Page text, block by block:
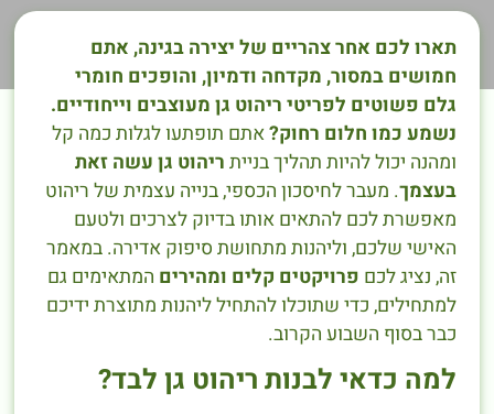
תארו לכם אחר צהריים של יצירה בגינה, אתם
חמושים במסור, מקדחה ודמיון, והופכים חומרי
גלם פשוטים לפריטי ריהוט גן מעוצבים וייחודיים.
נשמע כמו חלום רחוק?אתם תופתעו לגלות כמה קל
ומהנה יכול להיות תהליך בניית ריהוט גן עשה זאת
בעצמך. מעבר לחיסכון הכספי, בנייה עצמית של ריהוט
מאפשרת לכם להתאים אותו בדיוק לצרכים ולטעם
האישי שלכם, וליהנות מתחושת סיפוק אדירה. במאמר
זה, נציג לכם פרויקטים קלים ומהירים המתאימים גם
למתחילים, כדי שתוכלו להתחיל ליהנות מתוצרת ידיכם
כבר בסוף השבוע הקרוב.
למה כדאי לבנות ריהוט גן לבד?